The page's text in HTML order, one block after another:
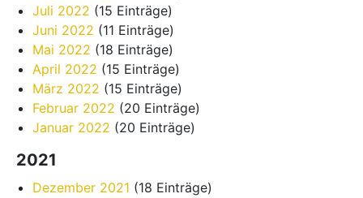
Juli 2022 (15 Einträge)
Juni 2022 (11 Einträge)
Mai 2022 (18 Einträge)
April 2022 (15 Einträge)
März 2022 (15 Einträge)
Februar 2022 (20 Einträge)
Januar 2022 (20 Einträge)
2021
Dezember 2021 (18 Einträge)